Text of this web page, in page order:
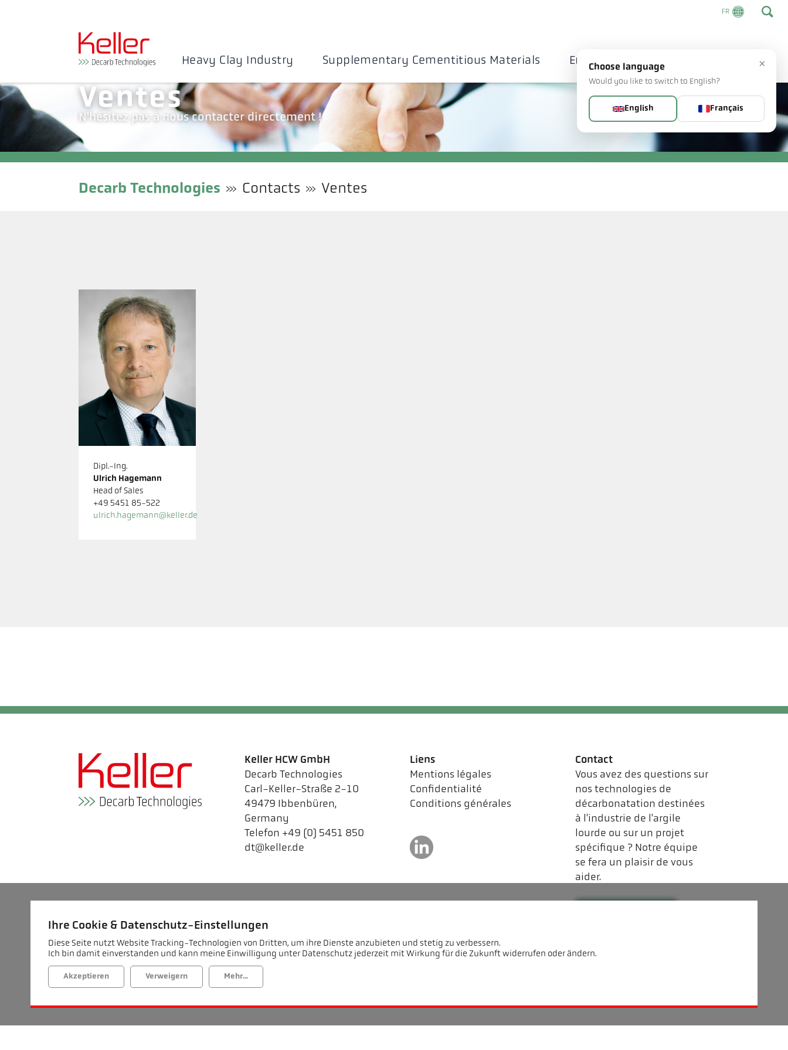
FR
Heavy Clay Industry Supplementary Cementitious Materials Entreprise
Ventes
N'hésitez pas à nous contacter directement !
Decarb Technologies Contacts Ventes
Dipl.-Ing.
Ulrich Hagemann
Head of Sales
+49 5451 85-522
ulrich.hagemann@keller.de
Keller HCW GmbH
Decarb Technologies
Carl-Keller-Straße 2-10
49479 Ibbenbüren,
Germany
Telefon +49 (0) 5451 850
dt@keller.de
Liens
Mentions légales
Confidentialité
Conditions générales
Contact
Vous avez des questions sur
nos technologies de
décarbonatation destinées
à l'industrie de l'argile
lourde ou sur un projet
spécifique ? Notre équipe
se fera un plaisir de vous
aider.
Ihre Cookie & Datenschutz-Einstellungen
Diese Seite nutzt Website Tracking-Technologien von Dritten, um ihre Dienste anzubieten und stetig zu verbessern.
Ich bin damit einverstanden und kann meine Einwilligung unter Datenschutz jederzeit mit Wirkung für die Zukunft widerrufen oder ändern.
Akzeptieren Verweigern Mehr...
×
Choose language
Would you like to switch to English?
English Français